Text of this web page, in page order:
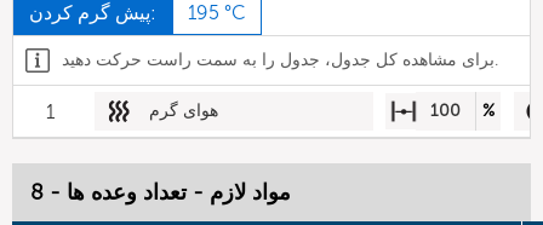
پیش گرم کردن: 195 °C
برای مشاهده کل جدول، جدول را به سمت راست حرکت دهید.
1 هوای گرم 100 %
مواد لازم - تعداد وعده ها - 8